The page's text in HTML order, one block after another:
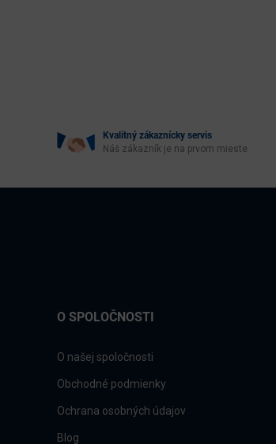
Kvalitný zákaznícky servis
Náš zákazník je na prvom mieste
O SPOLOČNOSTI
O našej spoločnosti
Obchodné podmienky
Ochrana osobných údajov
Blog